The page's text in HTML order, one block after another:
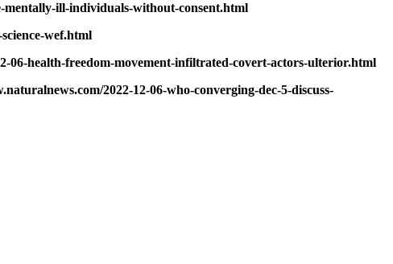
mentally-ill-individuals-without-consent.html
wef.html
06-health-freedom-movement-infiltrated-covert-actors-ulterior.html
2022-12-06-who-converging-dec-5-discuss-